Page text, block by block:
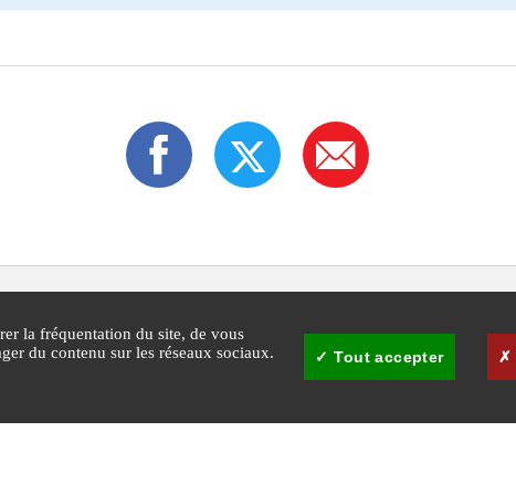
la fréquentation du site, de vous
du contenu sur les réseaux sociaux.
Tout accepter